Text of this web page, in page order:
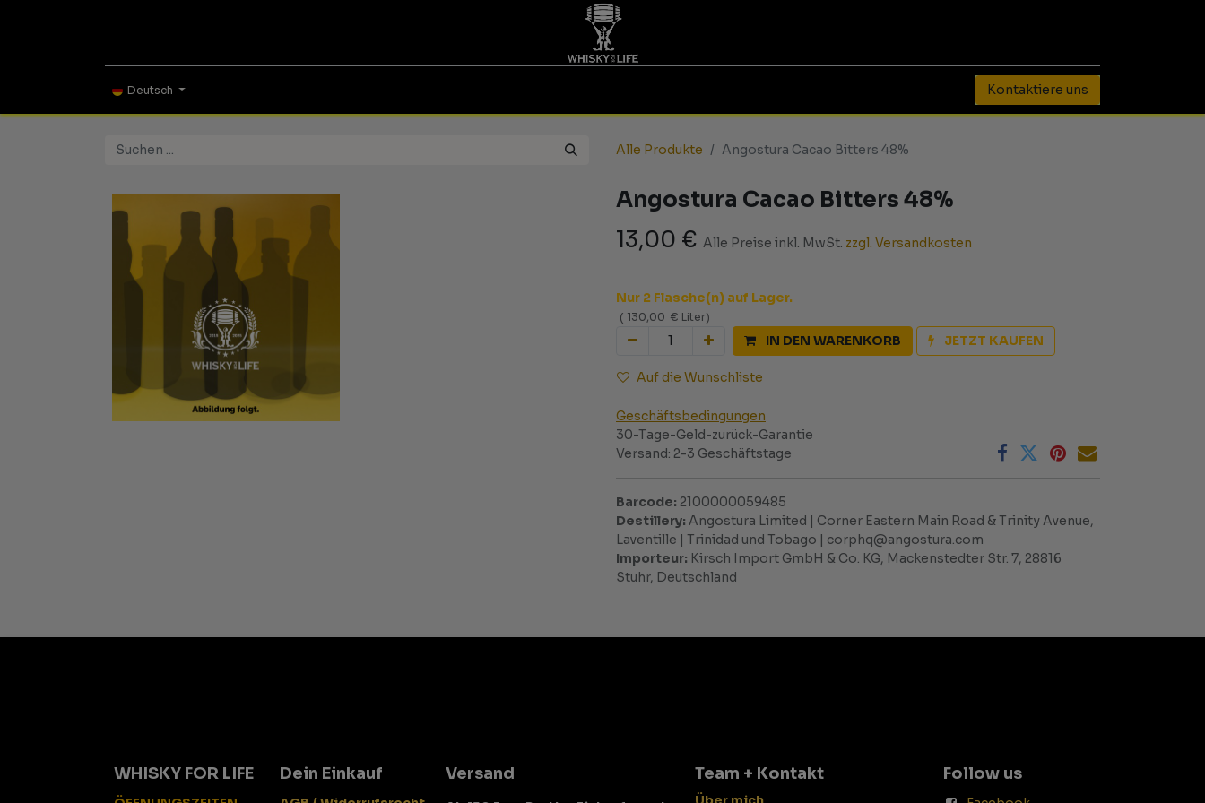
Deutsch Kontaktiere uns
Alle Produkte Angostura Cacao Bitters 48%
Angostura Cacao Bitters 48%
13,00 € Alle Preise inkl. MwSt. zzgl. Versandkosten
Nur 2 Flasche(n) auf Lager.
( 130,00 € Liter)
IN DEN WARENKORB JETZT KAUFEN
Auf die Wunschliste
Geschäftsbedingungen
30-Tage-Geld-zurück-Garantie
Versand: 2-3 Geschäftstage
Barcode: 2100000059485
Destillery: Angostura Limited | Corner Eastern Main Road & Trinity Avenue,
Laventille | Trinidad und Tobago | corphq@angostura.com
Importeur: Kirsch Import GmbH & Co. KG, Mackenstedter Str. 7, 28816
Stuhr, Deutschland
Follow us
Dein Einkauf Team + Kontakt
Versand
WHISKY FOR LIFE